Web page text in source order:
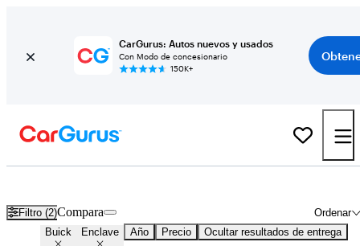
CarGurus: Autos nuevos y usados
Con Modo de concesionario
150K+
Filtro (2) Ordenar
Compara
Buick Enclave Año Precio Ocultar resultados de entrega